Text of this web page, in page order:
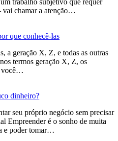
trabalho subjetivo que requer
chamar a atenção…
que conhecê-las
a geração X, Z, e todas as outras
termos geração X, Z, os
você…
dinheiro?
seu próprio negócio sem precisar
Empreender é o sonho de muita
e poder tomar…